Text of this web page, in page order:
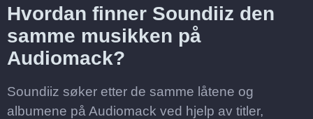
Hvordan finner Soundiiz den
samme musikken på
Audiomack?
Soundiiz søker etter de samme låtene og
albumene på Audiomack ved hjelp av titler,